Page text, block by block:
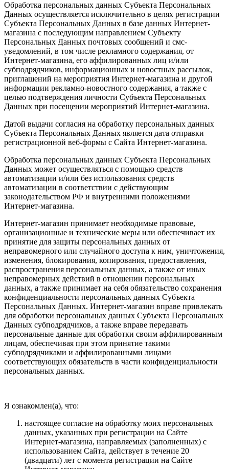
Обработка персональных данных Субъекта Персональных
Данных осуществляется исключительно в целях регистрации
Субъекта Персональных Данных в базе данных Интернет-
магазина с последующим направлением Субъекту
Персональных Данных почтовых сообщений и смс-
уведомлений, в том числе рекламного содержания, от
Интернет-магазина, его аффилированных лиц и/или
субподрядчиков, информационных и новостных рассылок,
приглашений на мероприятия Интернет-магазина и другой
информации рекламно-новостного содержания, а также с
целью подтверждения личности Субъекта Персональных
Данных при посещении мероприятий Интернет-магазина.
Датой выдачи согласия на обработку персональных данных
Субъекта Персональных Данных является дата отправки
регистрационной веб-формы с Сайта Интернет-магазина.
Обработка персональных данных Субъекта Персональных
Данных может осуществляться с помощью средств
автоматизации и/или без использования средств
автоматизации в соответствии с действующим
законодательством РФ и внутренними положениями
Интернет-магазина.
Интернет-магазин принимает необходимые правовые,
организационные и технические меры или обеспечивает их
принятие для защиты персональных данных от
неправомерного или случайного доступа к ним, уничтожения,
изменения, блокирования, копирования, предоставления,
распространения персональных данных, а также от иных
неправомерных действий в отношении персональных
данных, а также принимает на себя обязательство сохранения
конфиденциальности персональных данных Субъекта
Персональных Данных. Интернет-магазин вправе привлекать
для обработки персональных данных Субъекта Персональных
Данных субподрядчиков, а также вправе передавать
персональные данные для обработки своим аффилированным
лицам, обеспечивая при этом принятие такими
субподрядчиками и аффилированными лицами
соответствующих обязательств в части конфиденциальности
персональных данных.
Я ознакомлен(а), что:
настоящее согласие на обработку моих персональных
данных, указанных при регистрации на Сайте
Интернет-магазина, направляемых (заполненных) с
использованием Cайта, действует в течение 20
(двадцати) лет с момента регистрации на Cайте